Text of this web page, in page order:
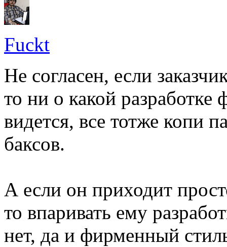
Fuckt
Не согласен, если
то ни о какой разработке
видется, все тотже копи
баксов.
А если он приходит
то впаривать ему
нет, да и фирменный